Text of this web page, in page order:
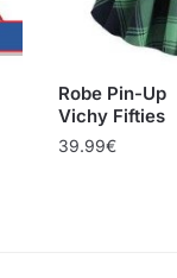
Robe Pin-Up
Vichy Fifties
39.99€